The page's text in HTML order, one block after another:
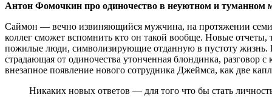
Антон Фомочкин про одиночество в неуютном и туманном
Саймон — вечно извиняющийся мужчина, на протяжении семи
коллег сможет вспомнить кто он такой вообще. Новые отчеты,
пожилые люди, символизирующие отданную в пустоту жизнь.
страдающая от одиночества утонченная блондинка, разговор
внезапное появление нового сотрудника Джеймса, как две
Никаких новых ответов — для того что бы стать